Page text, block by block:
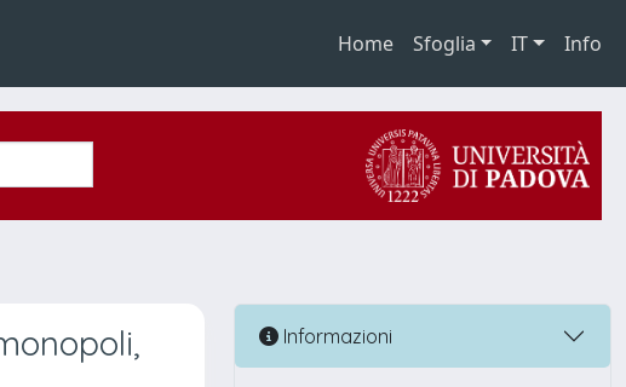
Home Sfoglia IT Info
Informazioni